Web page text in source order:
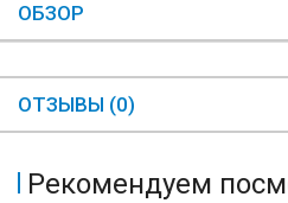
ОБЗОР
ОТЗЫВЫ (0)
Рекомендуем